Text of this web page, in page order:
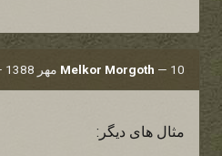
Melkor Morgoth — 10 مهر 1388 — ساعت 15:52
مثال های دیگر: